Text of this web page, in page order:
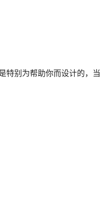
特别为帮助你而设计的，当